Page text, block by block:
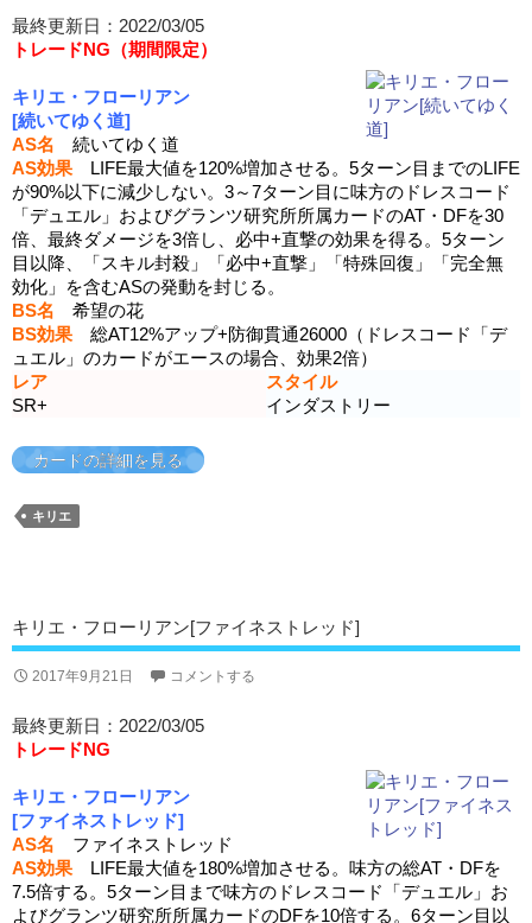
最終更新日：2022/03/05
トレードNG（期間限定）
キリエ・フローリアン
[続いてゆく道]
AS名 続いてゆく道
AS効果 LIFE最大値を120%増加させる。5ターン目までのLIFE
が90%以下に減少しない。3～7ターン目に味方のドレスコード
「デュエル」およびグランツ研究所所属カードのAT・DFを30
倍、最終ダメージを3倍し、必中+直撃の効果を得る。5ターン
目以降、「スキル封殺」「必中+直撃」「特殊回復」「完全無
効化」を含むASの発動を封じる。
BS名 希望の花
BS効果 総AT12%アップ+防御貫通26000（ドレスコード「デ
ュエル」のカードがエースの場合、効果2倍）
レア
スタイル
SR+
インダストリー
カードの詳細を見る
キリエ
キリエ・フローリアン[ファイネストレッド]
2017年9月21日 コメントする
最終更新日：2022/03/05
トレードNG
キリエ・フローリアン
[ファイネストレッド]
AS名 ファイネストレッド
AS効果 LIFE最大値を180%増加させる。味方の総AT・DFを
7.5倍する。5ターン目まで味方のドレスコード「デュエル」お
よびグランツ研究所所属カードのDFを10倍する。6ターン目以